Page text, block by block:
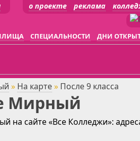
о проекте реклама
СПЕЦИАЛЬНОСТИ ДНИ
» На карте» После 9 класса
Мирный
на сайте «Все Колледжи»: